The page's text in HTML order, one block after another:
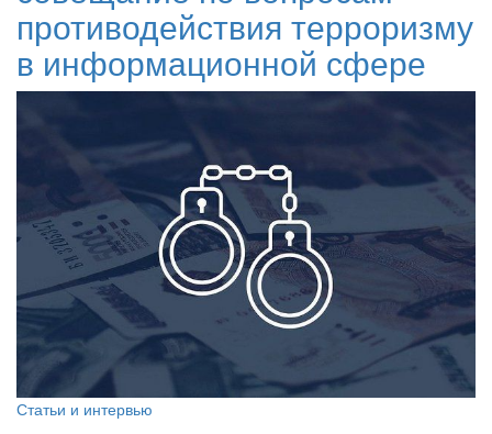
противодействия терроризму
в информационной сфере
Статьи и интервью